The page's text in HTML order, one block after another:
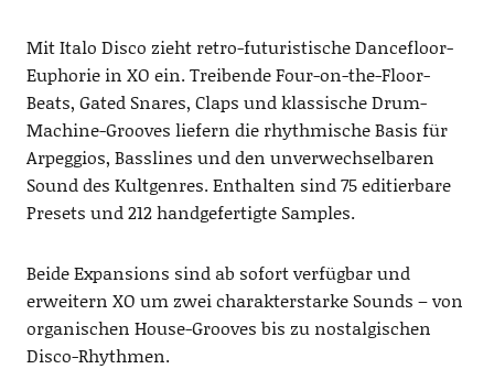
Mit Italo Disco zieht retro-futuristische Dancefloor-
Euphorie in XO ein. Treibende Four-on-the-Floor-
Beats, Gated Snares, Claps und klassische Drum-
Machine-Grooves liefern die rhythmische Basis für
Arpeggios, Basslines und den unverwechselbaren
Sound des Kultgenres. Enthalten sind 75 editierbare
Presets und 212 handgefertigte Samples.
Beide Expansions sind ab sofort verfügbar und
erweitern XO um zwei charakterstarke Sounds – von
organischen House-Grooves bis zu nostalgischen
Disco-Rhythmen.